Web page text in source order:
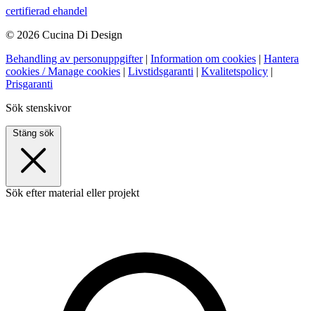
certifierad ehandel
© 2026 Cucina Di Design
Behandling av personuppgifter | Information om cookies | Hantera
cookies / Manage cookies | Livstidsgaranti | Kvalitetspolicy |
Prisgaranti
Sök stenskivor
Stäng sök
Sök efter material eller projekt